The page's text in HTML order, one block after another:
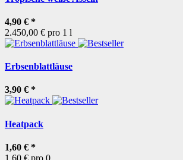
4,90 € *
2.450,00 € pro 1 l
Erbsenblattläuse
3,90 € *
Heatpack
1,60 € *
1,60 € pro 0